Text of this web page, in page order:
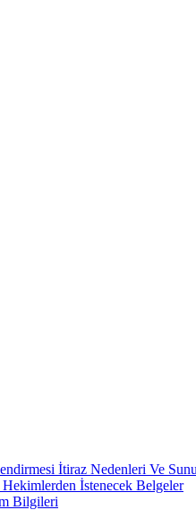
İtiraz Nedenleri Ve
İstenecek Belgeler
Bilgileri